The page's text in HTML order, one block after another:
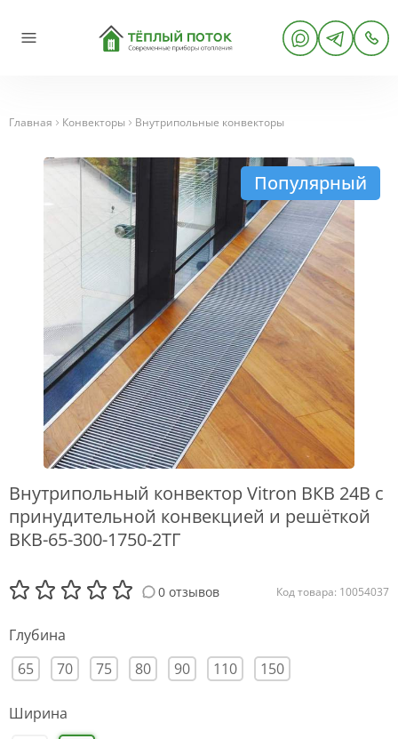
Главная Конвекторы Внутрипольные конвекторы
Популярный
Внутрипольный конвектор Vitron ВКВ 24В с
принудительной конвекцией и решёткой
ВКВ-65-300-1750-2ТГ
0 отзывов Код товара: 10054037
Глубина
65
70 75 80 90 110 150
Ширина